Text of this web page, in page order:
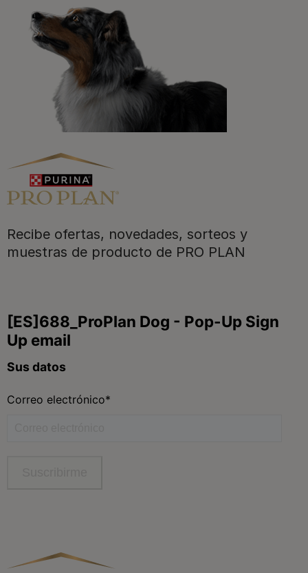
Registrarme ahora
Recibe ofertas, novedades, sorteos y
muestras de producto de PRO PLAN
Purina
Para nuestros socios
Síguenos
Aviso Legal Política General de Privacidad